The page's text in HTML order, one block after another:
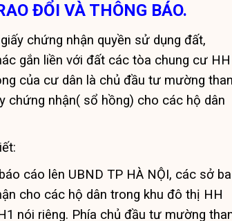
ĐỔI VÀ THÔNG BÁO.
chứng nhận quyền sử dụng đất,
gắn liền với đất các tòa chung cư HH
của cư dân là chủ đầu tư mường
chứng nhận( sổ hồng) cho các hộ dân
cáo lên UBND TP HÀ NỘI, các sở
cho các hộ dân trong khu đô thị HH
nói riêng. Phía chủ đầu tư mường